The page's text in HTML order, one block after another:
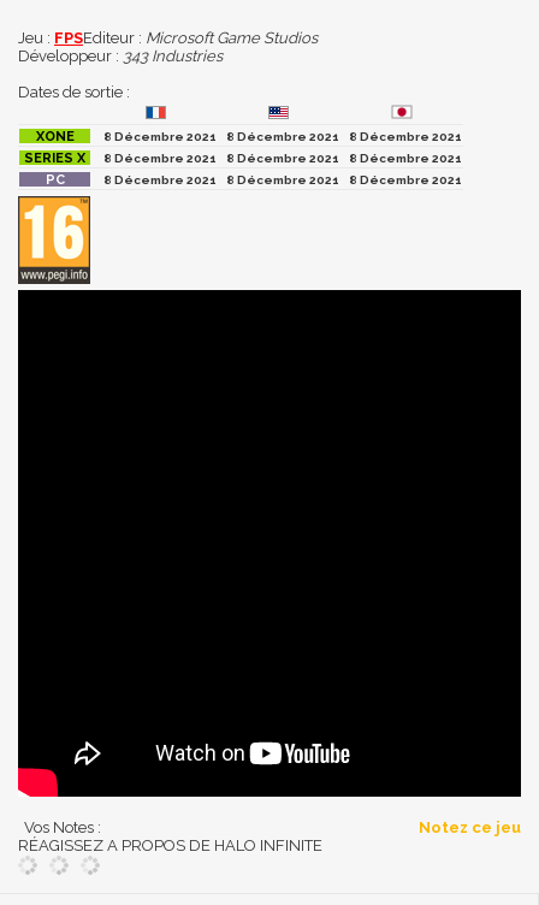
Jeu : FPSEditeur : Microsoft Game Studios
Développeur : 343 Industries
Dates de sortie :
8 Décembre 2021 8 Décembre 2021
8 Décembre 2021
8 Décembre 2021
8 Décembre 2021
8 Décembre 2021
8 Décembre 2021
8 Décembre 2021 8 Décembre 2021
Vos Notes :
Notez ce jeu
RÉAGISSEZ A PROPOS DE HALO INFINITE